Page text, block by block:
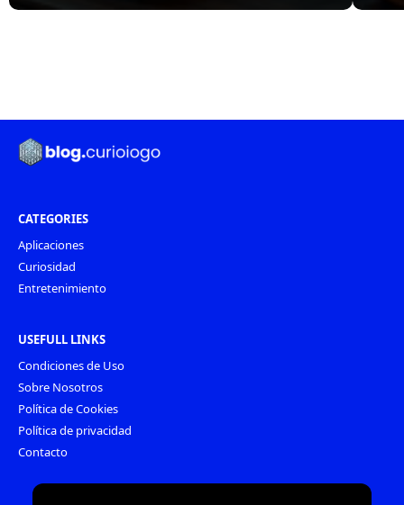
CATEGORIES
Aplicaciones
Curiosidad
Entretenimiento
USEFULL LINKS
Condiciones de Uso
Sobre Nosotros
Política de Cookies
Política de privacidad
Contacto